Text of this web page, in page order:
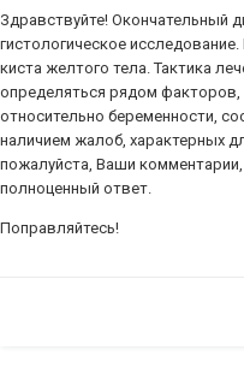
Здравствуйте! Окончательный
гистологическое
киста желтого тела. Тактика
определяться рядом
относительно беременности,
наличием жалоб, характерных
пожалуйста, Ваши
полноценный ответ.
Поправляйтесь!